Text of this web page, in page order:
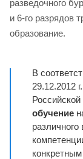
разведочного
и 6-го разрядов
образование.
В
29.12.2012
обучение